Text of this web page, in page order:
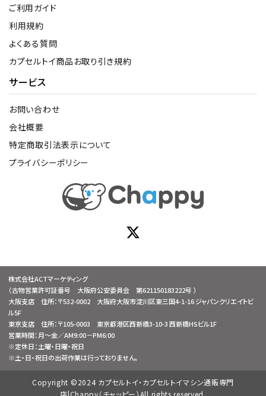
ご利用ガイド
利用規約
よくある質問
カプセルトイ商品お取り引き規約
サービス
お問い合わせ
会社概要
特定商取引法表示について
プライバシーポリシー
株式会社ACTマーケティング
（古物営業許可証番号 大阪府公安委員会 第621150183222号 ）
大阪支店 住所：〒532-0002 大阪府大阪市淀川区東三国4-1-16 ジャパンクリエイトビ
ル5F
東京支店 住所：〒105-0003 東京都港区西新橋3-10-3 西新橋HSビル1F
営業時間：月～金／AM9:00－PM6:00
※定休日：土曜・日曜・祝日
※土・日・祝日の出荷作業は行っておりません。
Copyright ©2024 カプセルトイ・カプセルトイマシン通販専門